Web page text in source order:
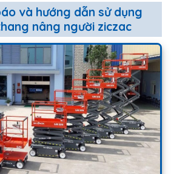
và hướng dẫn sử dụng
nâng người ziczac